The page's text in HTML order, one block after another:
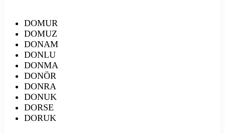
DOMUR
DOMUZ
DONAM
DONLU
DONMA
DONÖR
DONRA
DONUK
DORSE
DORUK